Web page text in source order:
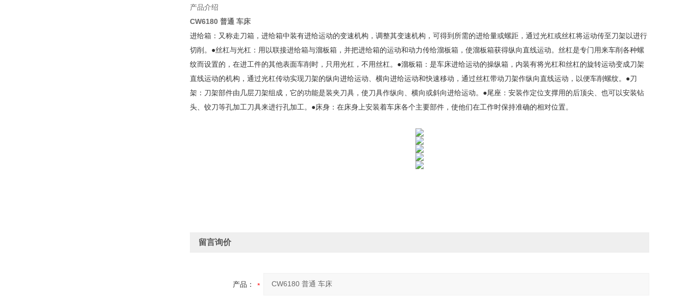
产品介绍
CW6180 普通 车床
进给箱：又称走刀箱，进给箱中装有进给运动的变速机构，调整其变速机构，可得到所需的进给量或螺距，通过光杠或丝杠将运动传至刀架以进行
切削。 ●丝杠与光杠：用以联接进给箱与溜板箱，并把进给箱的运动和动力传给溜板箱，使溜板箱获得纵向直线运动。丝杠是专门用来车削各种螺
纹而设置的，在进工件的其他表面车削时，只用光杠，不用丝杠。 ●溜板箱：是车床进给运动的操纵箱，内装有将光杠和丝杠的旋转运动变成刀架
直线运动的机构，通过光杠传动实现刀架的纵向进给运动、横向进给运动和快速移动，通过丝杠带动刀架作纵向直线运动，以便车削螺纹。 ●刀
架：刀架部件由几层刀架组成，它的功能是装夹刀具，使刀具作纵向、横向或斜向进给运动。 ●尾座：安装作定位支撑用的后顶尖、也可以安装钻
头、铰刀等孔加工刀具来进行孔加工。 ●床身：在床身上安装着车床各个主要部件，使他们在工作时保持准确的相对位置。
留言询价
产品：